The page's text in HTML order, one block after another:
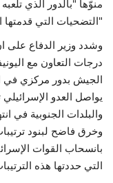
منوّها "بالدور الذي
"التضحيات التي قدمتها
وشدد وزير الدفاع
درجات التعاون مع
الجيش بدور مركزي في
يواصل العدو
وخرق فاضح لبنود
بانسحاب القوات
التي حددتها هذه الترتيبات بحلول 26 كانون